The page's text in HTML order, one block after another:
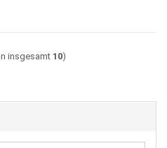
insgesamt 10)